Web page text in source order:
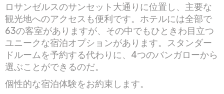
ロサンゼルスのサンセット大通りに位置し、主要な
観光地へのアクセスも便利です。ホテルには全部で
63の客室がありますが、その中でもひときわ目立つ
ユニークな宿泊オプションがあります。スタンダー
ドルームを予約する代わりに、4つのバンガローから
選ぶことができるのだ。
個性的な宿泊体験をお約束します。